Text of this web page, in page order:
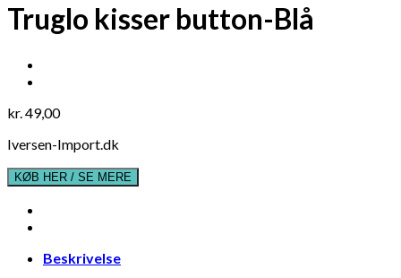
Truglo kisser button-Blå
kr.49,00
Iversen-Import.dk
KØB HER / SE MERE
Beskrivelse